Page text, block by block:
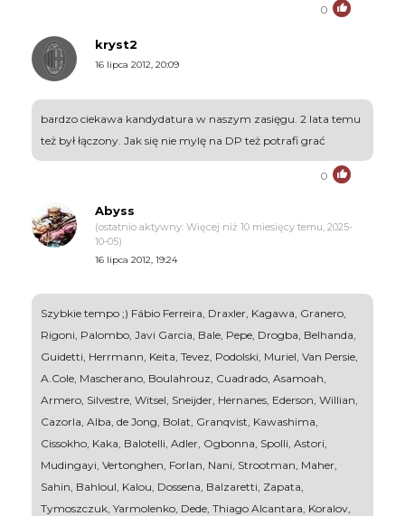
0
kryst2
16 lipca 2012, 20:09
bardzo ciekawa kandydatura w naszym zasięgu. 2 lata temu
też był łączony. Jak się nie mylę na DP też potrafi grać
0
Abyss
(ostatnio aktywny: Więcej niż 10 miesięcy temu, 2025-
10-05)
16 lipca 2012, 19:24
Szybkie tempo ;) Fábio Ferreira, Draxler, Kagawa, Granero,
Rigoni, Palombo, Javi Garcia, Bale, Pepe, Drogba, Belhanda,
Guidetti, Herrmann, Keita, Tevez, Podolski, Muriel, Van Persie,
A.Cole, Mascherano, Boulahrouz, Cuadrado, Asamoah,
Armero, Silvestre, Witsel, Sneijder, Hernanes, Ederson, Willian,
Cazorla, Alba, de Jong, Bolat, Granqvist, Kawashima,
Cissokho, Kaka, Balotelli, Adler, Ogbonna, Spolli, Astori,
Mudingayi, Vertonghen, Forlan, Nani, Strootman, Maher,
Sahin, Bahloul, Kalou, Dossena, Balzaretti, Zapata,
Tymoszczuk, Yarmolenko, Dede, Thiago Alcantara, Koralov,